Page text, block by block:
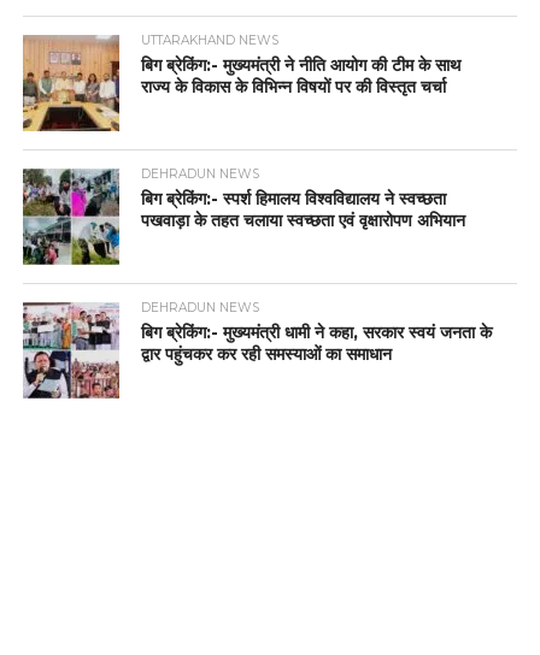
UTTARAKHAND NEWS
बिग ब्रेकिंग:- मुख्यमंत्री ने नीति आयोग की टीम के साथ
राज्य के विकास के विभिन्न विषयों पर की विस्तृत चर्चा
DEHRADUN NEWS
बिग ब्रेकिंग:- स्पर्श हिमालय विश्वविद्यालय ने स्वच्छता
पखवाड़ा के तहत चलाया स्वच्छता एवं वृक्षारोपण अभियान
DEHRADUN NEWS
बिग ब्रेकिंग:- मुख्यमंत्री धामी ने कहा, सरकार स्वयं जनता के
द्वार पहुंचकर कर रही समस्याओं का समाधान